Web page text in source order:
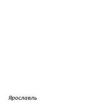
Ярославль